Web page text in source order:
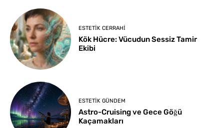
ESTETIK CERRAHI
Kök Hücre: Vücudun Sessiz Tamir
Ekibi
ESTETIK GÜNDEM
Astro-Cruising ve Gece Göğü
Kaçamakları